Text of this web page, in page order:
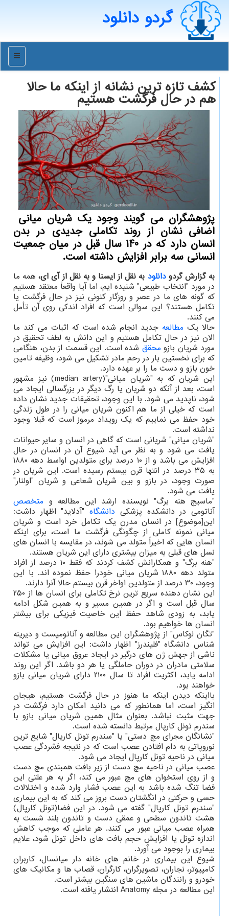
گردو دانلود
منو
كشف تازه ترین نشانه از اینكه ما حالا
هم در حال فرگشت هستیم
پژوهشگران می گویند وجود یك شریان میانی ​​
اضافی نشان از روند تكاملی جدیدی در بدن
انسان دارد كه در 140 سال قبل در میان جمعیت
انسانی سه برابر افزایش داشته است.
به گزارش گردودانلود به نقل از ایسنا و به نقل از آی ای، همه ما
در مورد "انتخاب طبیعی" شنیده ایم، اما آیا واقعاً معتقد هستیم
که گونه های ما در عصر و روزگار کنونی نیز در حال فرگشت یا
تکامل هستند؟ این سوالی است که افراد اندکی روی آن تأمل
می کنند.
حالا یک مطالعه جدید انجام شده است که اثبات می کند ما
الان نیز در حال تکامل هستیم و این دانش به لطف تحقیق در
مورد شریان بازو محقق شده است. این قسمت از بدن، هنگامی
که برای نخستین بار در رحم مادر تشکیل می شود، وظیفه تامین
خون بازو و دست ما را بر عهده دارد.
این شریان که به "شریان میانی"(median artery) نیز مشهور
است، بعد از آنکه دو شریان یا رگ دیگر در بزرگسالی ایجاد می
شود، ناپدید می شود. با این وجود، تحقیقات جدید نشان داده
است که خیلی از ما هم اکنون شریان میانی را در طول زندگی
خود حفظ می نماییم که یک رویداد مرموز است که قبلا وجود
نداشته است.
"شریان میانی" شریانی است که گاهی در انسان و سایر حیوانات
یافت می شود و به نظر می آید شیوع آن در انسان در حال
افزایش می باشد و از ۱۰ درصد برای متولدین اواسط دهه ۱۸۸۰
به ۳۵ درصد در انتها قرن بیستم رسیده است. این شریان در
صورت وجود، در بازو و بین شریان شعاعی و شریان "اولنار"
یافت می شود.
"ماسیج هنه برگ" نویسنده ارشد این مطالعه و متخصص
آناتومی در دانشکده پزشکی دانشگاه"آدلاید" اظهار داشت:
این[موضوع] در انسان مدرن یک تکامل خرد است و شریان
میانی نمونه کاملی از چگونگی فرگشت ما است، برای اینکه
انسان هایی که اخیراً متولد می شوند، در مقایسه با انسان های
نسل های قبلی به میزان بیشتری دارای این شریان هستند.
"هنه برگ" و همکارانش کشف کردند که فقط ۱۰ درصد از افراد
متولد دهه ۱۸۸۰ شریان میانی خودرا حفظ نموده اند. با این
وجود، ۳۰ درصد از متولدین اواخر قرن بیستم حالا آنرا دارند.
این نشان دهنده سریع ترین نرخ تکاملی برای انسان ها از ۲۵۰
سال قبل است و اگر در همین مسیر و به همین شکل ادامه
یابد، به زودی شاهد حفظ این خاصیت فیزیکی برای بیشتر
انسان ها خواهیم بود.
"تگان لوکاس" از پژوهشگران این مطالعه و آناتومیست و دیرینه
شناس دانشگاه "فلیندرز" اظهار داشت: این افزایش می تواند
ناشی از جهش ژن های درگیر در ایجاد عروق میانی یا مشکلات
سلامتی مادران در دوران حاملگی یا هر دو باشد. اگر این روند
ادامه یابد، اکثریت افراد تا سال ۲۱۰۰ دارای شریان میانی بازو
خواهند بود.
بااینکه دیدن اینکه ما هنوز در حال فرگشت هستیم، هیجان
انگیز است، اما همانطور که می دانید امکان دارد فرگشت در
جهت مثبت نباشد. بعنوان مثال همین شریان میانی بازو با
سندرم تونل کارپال مرتبط دانسته شده است.
"نشانگان مجرای مچ دستی" یا "سندرم تونل کارپال" شایع ترین
نوروپاتی به دام افتادن عصب است که در نتیجه فشردگی عصب
میانی در ناحیه تونل کارپال ایجاد می شود.
عصب میانی در ناحیه مچ دست از زیر بافت همبندی مچ دست
و از روی استخوان های مچ عبور می کند، اگر به هر علتی این
فضا تنگ شده باشد به این عصب فشار وارد شده و اختلالات
حسی و حرکتی در انگشتان دست بروز می کند که به این بیماری
"سندرم تونل کارپال" گفته می شود. در این فضا(تونل کارپال)
هشت تاندون سطحی و عمقی دست و تاندون بلند شست به
همراه عصب میانی عبور می کنند. هر عاملی که موجب کاهش
اندازه تونل یا افزایش حجم بافت های داخل تونل شود، علایم
بیماری را بوجود می آورد.
شیوع این بیماری در خانم های خانه دار میانسال، کاربران
کامپیوتر، نجاران، تصویرگران، کارگران، قصاب ها و مکانیک های
خودرو و رانندگان ماشین های سنگین بیشتر است.
این مطالعه در مجله Anatomy انتشار یافته است.